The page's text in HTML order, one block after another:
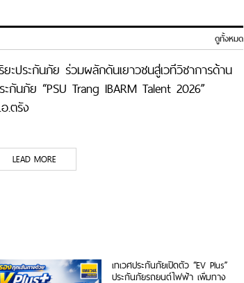
ดูทั้งหมด
ยะประกันภัย ร่วมผลักดันเยาวชนสู่เวทีวิชาการด้าน
ะกันภัย “PSU Trang IBARM Talent 2026”
.ตรัง
LEAD MORE
เทเวศประกันภัยเปิดตัว “EV Plus”
ประกันภัยรถยนต์ไฟฟ้า เพิ่มทาง